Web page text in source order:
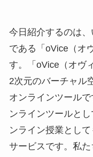
今日紹介するのは
である「oVice（オ
す。「oVice（オヴ
2次元のバーチャル
オンラインツール
ンラインツールと
ンライン授業とし
サービスです。私